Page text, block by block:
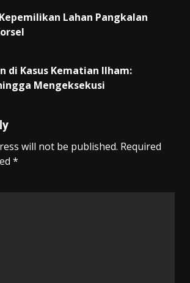
p m n
Lahan Pangkalan
di Kasus Kematian Ilham:
Mengeksekusi
will not be published. Required
*